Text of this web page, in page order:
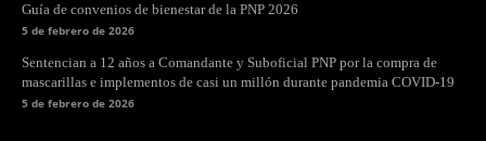
Guía de convenios de bienestar de la PNP 2026
5 de febrero de 2026
Sentencian a 12 años a Comandante y Suboficial PNP por la compra de
mascarillas e implementos de casi un millón durante pandemia COVID-19
5 de febrero de 2026